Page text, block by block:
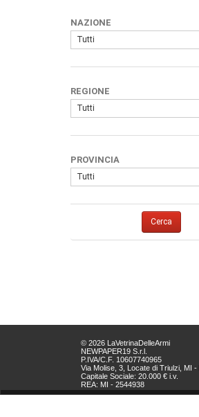
NAZIONE
Tutti
REGIONE
Tutti
PROVINCIA
Tutti
Cerca
© 2026 LaVetrinaDelleArmi
NEWPAPER19 S.r.l.
P.IVA/C.F. 10607740965
Via Molise, 3, Locate di Triulzi, MI -
Capitale Sociale: 20.000 € i.v.
REA: MI - 2544938